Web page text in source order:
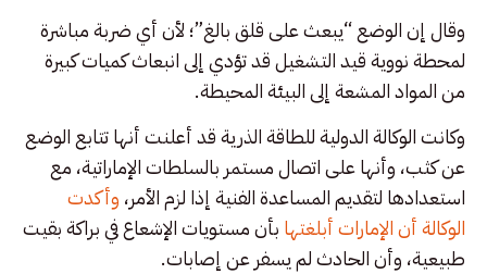
وقال إن الوضع “يبعث على قلق بالغ”؛ لأن أي ضربة مباشرة
لمحطة نووية قيد التشغيل قد تؤدي إلى انبعاث كميات كبيرة
من المواد المشعة إلى البيئة المحيطة.
وكانت الوكالة الدولية للطاقة الذرية قد أعلنت أنها تتابع الوضع
عن كثب، وأنها على اتصال مستمر بالسلطات الإماراتية، مع
استعدادها لتقديم المساعدة الفنية إذا لزم الأمر، وأكدت
الوكالة أن الإمارات أبلغتها بأن مستويات الإشعاع في براكة بقيت
طبيعية، وأن الحادث لم يسفر عن إصابات.